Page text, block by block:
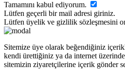
Tamamını kabul ediyorum.
Lütfen geçerli bir mail adresi giriniz.
Lütfen üyelik ve gizlilik sözleşmesini
Sitemize üye olarak beğendiğiniz
kendi ürettiğiniz ya da internet
sitemizin ziyaretçilerine içerik gönder